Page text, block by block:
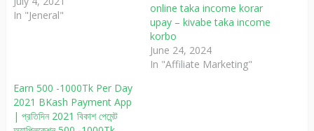
In "Jeneral"
online taka income korar
upay – kivabe taka income
korbo
June 24, 2024
In "Affiliate Marketing"
Earn 500 -1000Tk Per Day
2021 BKash Payment App
| প্রতিদিন 2021 বিকাশ পেমেন্ট